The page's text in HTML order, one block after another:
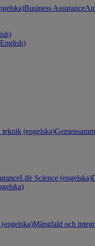
Business Assurance
(engelska)
Life Science (engelska)
Mångfald och